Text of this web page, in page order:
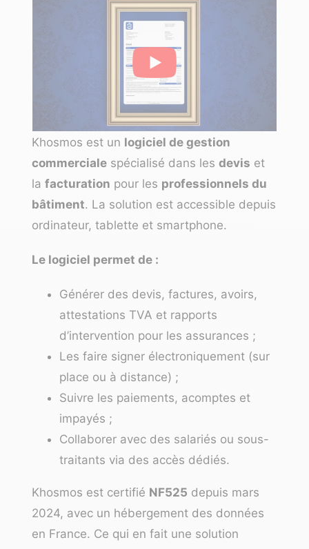
Khosmos est un logiciel de gestion
commerciale spécialisé dans les devis et
la facturation pour les professionnels du
bâtiment. La solution est accessible depuis
ordinateur, tablette et smartphone.
Le logiciel permet de :
Générer des devis, factures, avoirs,
attestations TVA et rapports
d’intervention pour les assurances ;
Les faire signer électroniquement (sur
place ou à distance) ;
Suivre les paiements, acomptes et
impayés ;
Collaborer avec des salariés ou sous-
traitants via des accès dédiés.
Khosmos est certifié NF525 depuis mars
2024, avec un hébergement des données
en France. Ce qui en fait une solution